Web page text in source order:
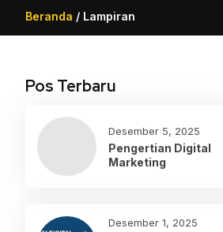
Beranda / Lampiran
Pos Terbaru
Desember 5, 2025
Pengertian Digital
Marketing
Desember 1, 2025